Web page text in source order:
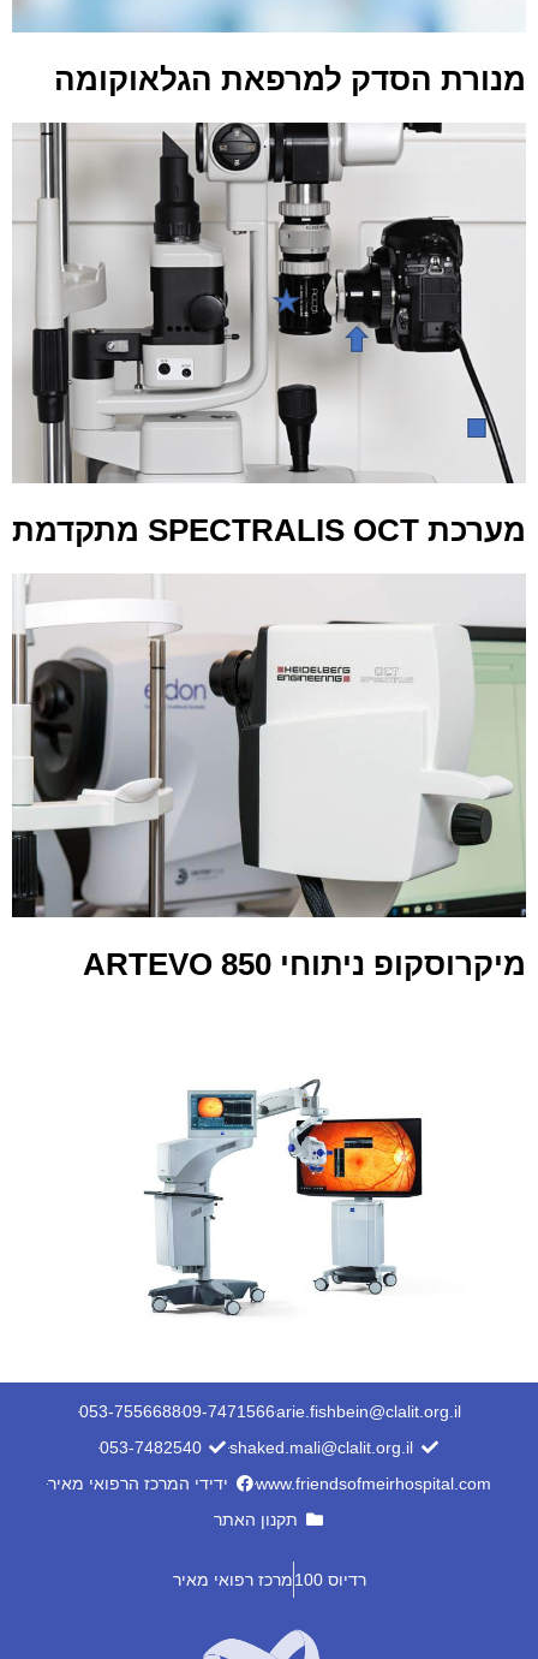
מנורת הסדק למרפאת הגלאוקומה
מערכת SPECTRALIS OCT מתקדמת
מיקרוסקופ ניתוחי ARTEVO 850
arie.fishbein@clalit.org.il
09-7471566
053-7556688
shaked.mali@clalit.org.il
053-7482540
www.friendsofmeirhospital.com
ידידי המרכז הרפואי מאיר
תקנון האתר
רדיוס 100 מרכז רפואי מאיר